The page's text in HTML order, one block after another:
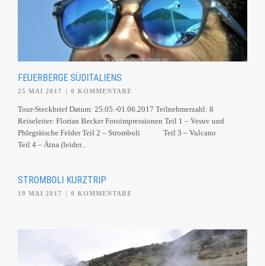
FEUERBERGE SÜDITALIENS
25 MAI 2017 | 0 KOMMENTARE
Tour-Steckbrief Datum: 25.05.-01.06.2017 Teilnehmerzahl: 8
Reiseleiter: Florian Becker Fotoimpressionen Teil 1 – Vesuv und
Phlegräische Felder Teil 2 – Stromboli Teil 3 – Vulcano
Teil 4 – Ätna (leider...
STROMBOLI KURZTRIP
19 MAI 2017 | 0 KOMMENTARE